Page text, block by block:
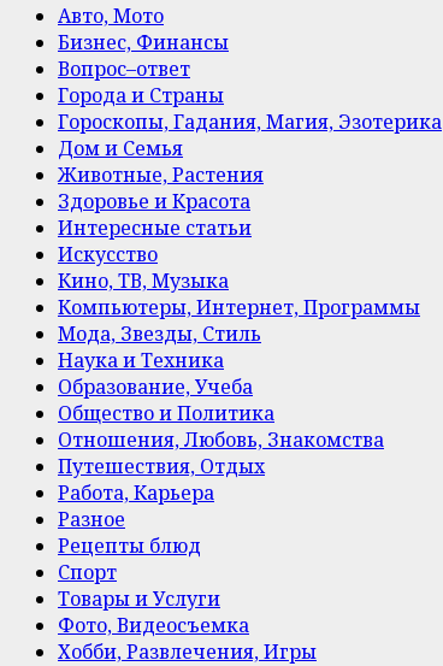
Авто, Мото
Бизнес, Финансы
Вопрос–ответ
Города и Страны
Гороскопы, Гадания, Магия, Эзотерика
Дом и Семья
Животные, Растения
Здоровье и Красота
Интересные статьи
Искусство
Кино, ТВ, Музыка
Компьютеры, Интернет, Программы
Мода, Звезды, Стиль
Наука и Техника
Образование, Учеба
Общество и Политика
Отношения, Любовь, Знакомства
Путешествия, Отдых
Работа, Карьера
Разное
Рецепты блюд
Спорт
Товары и Услуги
Фото, Видеосъемка
Хобби, Развлечения, Игры